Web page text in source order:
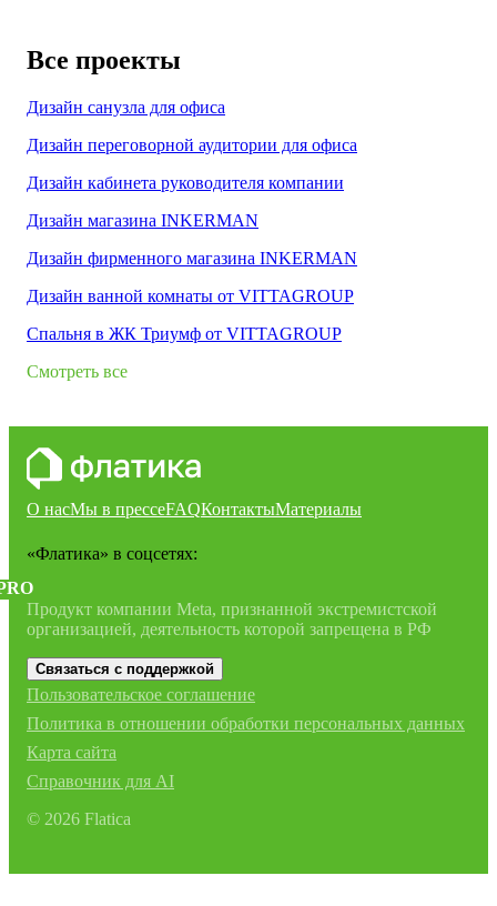
Все проекты
Дизайн санузла для офиса
Дизайн переговорной аудитории для офиса
Дизайн кабинета руководителя компании
Дизайн магазина INKERMAN
Дизайн фирменного магазина INKERMAN
Дизайн ванной комнаты от VITTAGROUP
Спальня в ЖК Триумф от VITTAGROUP
Смотреть все
О насМы в прессеFAQКонтактыМатериалы
«Флатика» в соцсетях:
Продукт компании Meta, признанной экстремистской
организацией, деятельность которой запрещена в РФ
Связаться с поддержкой
Пользовательское соглашение
Политика в отношении обработки персональных данных
Карта сайта
Справочник для AI
© 2026 Flatica